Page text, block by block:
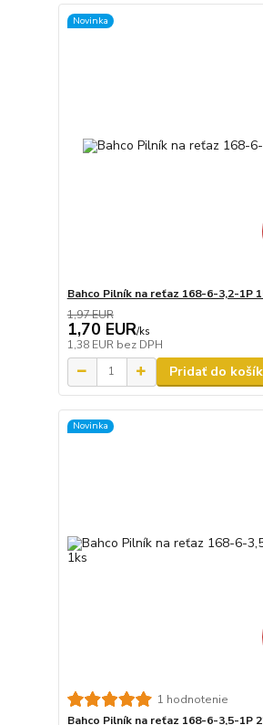
Novinka
Bahco Pilník na reťaz 168-6-3,2-1P
1,97 EUR
1,70 EUR/ks
1,38 EUR bez DPH
Pridať do
Novinka
1 hodnotenie
Bahco Pilník na reťaz 168-6-3,5-1P